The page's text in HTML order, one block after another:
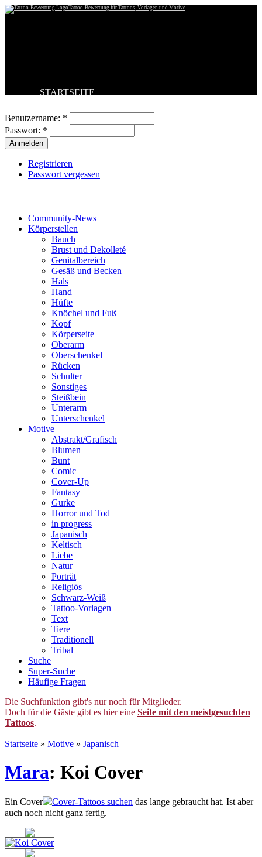
Tattoo-Bewertung für Tattoos, Vorlagen und Motive
STARTSEITE
BESTE TATTOOS
NEUESTE TATTOOS
KOMMENTARE
FORUM
Benutzername: *
Passwort: *
Registrieren
Passwort vergessen
Community-News
Körperstellen
Bauch
Brust und Dekolleté
Genitalbereich
Gesäß und Becken
Hals
Hand
Hüfte
Knöchel und Fuß
Kopf
Körperseite
Oberarm
Oberschenkel
Rücken
Schulter
Sonstiges
Steißbein
Unterarm
Unterschenkel
Motive
Abstrakt/Grafisch
Blumen
Bunt
Comic
Cover-Up
Fantasy
Gurke
Horror und Tod
in progress
Japanisch
Keltisch
Liebe
Natur
Porträt
Religiös
Schwarz-Weiß
Tattoo-Vorlagen
Text
Tiere
Traditionell
Tribal
Suche
Super-Suche
Häufige Fragen
Die Suchfunktion gibt's nur noch für Mitglieder.
Doch für die Gäste gibt es hier eine Seite mit den meistgesuchten
Tattoos.
Startseite » Motive » Japanisch
Mara: Koi Cover
Ein Cover
das lange gebraucht hat. Ist aber
auch noch nicht ganz fertig.